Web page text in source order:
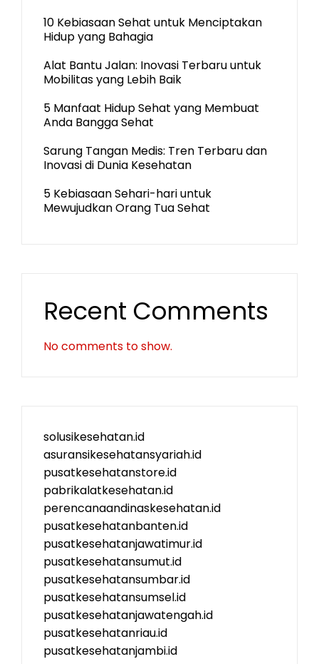
10 Kebiasaan Sehat untuk Menciptakan
Hidup yang Bahagia
Alat Bantu Jalan: Inovasi Terbaru untuk
Mobilitas yang Lebih Baik
5 Manfaat Hidup Sehat yang Membuat
Anda Bangga Sehat
Sarung Tangan Medis: Tren Terbaru dan
Inovasi di Dunia Kesehatan
5 Kebiasaan Sehari-hari untuk
Mewujudkan Orang Tua Sehat
Recent Comments
No comments to show.
solusikesehatan.id
asuransikesehatansyariah.id
pusatkesehatanstore.id
pabrikalatkesehatan.id
perencanaandinaskesehatan.id
pusatkesehatanbanten.id
pusatkesehatanjawatimur.id
pusatkesehatansumut.id
pusatkesehatansumbar.id
pusatkesehatansumsel.id
pusatkesehatanjawatengah.id
pusatkesehatanriau.id
pusatkesehatanjambi.id